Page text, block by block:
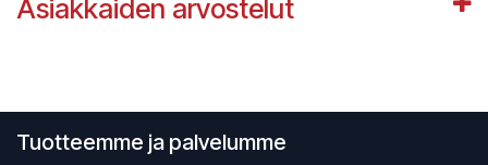
Asiakkaiden arvostelut
Tuotteemme ja palvelumme